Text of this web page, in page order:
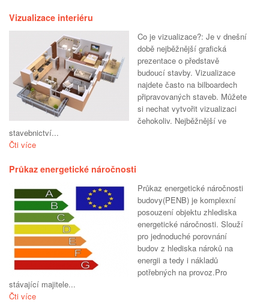
Vizualizace interiéru
Co je vizualizace?: Je v dnešní
době nejběžnější grafická
prezentace o představě
budoucí stavby. Vizualizace
najdete často na bilboardech
připravovaných staveb. Můžete
si nechat vytvořit vizualizaci
čehokoliv. Nejběžnější ve
stavebnictví...
Čti více
Průkaz energetické náročnosti
Průkaz energetické náročnosti
budovy(PENB) je komplexní
posouzení objektu zhlediska
energetické náročnosti. Slouží
pro jednoduché porovnání
budov z hlediska nároků na
energii a tedy i nákladů
potřebných na provoz.Pro
stávající majitele...
Čti více